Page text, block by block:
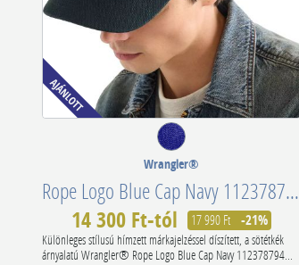
Wrangler®
Rope Logo Blue Cap Navy 112378794
14 300 Ft-tól 17 990 Ft -21%
Különleges stílusú hímzett márkajelzéssel díszített, a sötétkék
árnyalatú Wrangler® Rope Logo Blue Cap Navy 112378794...